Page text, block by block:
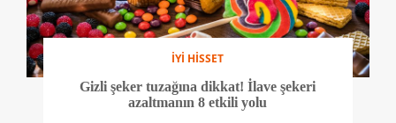
İYİ HİSSET
Gizli şeker tuzağına dikkat! İlave şekeri
azaltmanın 8 etkili yolu